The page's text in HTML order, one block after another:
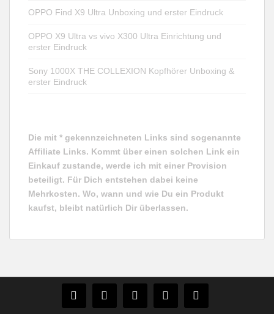
OPPO Find X9 Ultra Unboxing und erster Eindruck
OPPO X9 Ultra vs vivo X300 Ultra Einrichtung und
erster Eindruck
Sony 1000X THE COLLEXION Kopfhörer Unboxing &
erster Eindruck
Die mit * gekennzeichneten Links sind sogenannte
Affiliate Links. Kommt über einen solchen Link ein
Einkauf zustande, werde ich mit einer Provision
beteiligt. Für Dich entstehen dabei keine
Mehrkosten. Wo, wann und wie Du ein Produkt
kaufst, bleibt natürlich Dir überlassen.